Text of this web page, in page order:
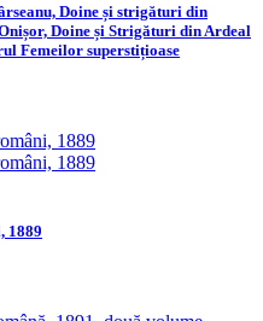
Doine și strigături din
Doine și Strigături din Ardeal
Femeilor superstițioase
1889